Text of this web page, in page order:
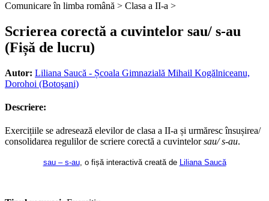
Comunicare în limba română > Clasa a II-a >
Scrierea corectă a cuvintelor sau/ s-au
(Fișă de lucru)
Autor: Liliana Saucă - Școala Gimnazială Mihail Kogălniceanu,
Dorohoi (Botoşani)
Descriere:
Exercițiile se adresează elevilor de clasa a II-a și urmăresc însușirea/
consolidarea regulilor de scriere corectă a cuvintelorsau/ s-au.
sau – s-au, o fișă interactivă creată de Liliana Saucă